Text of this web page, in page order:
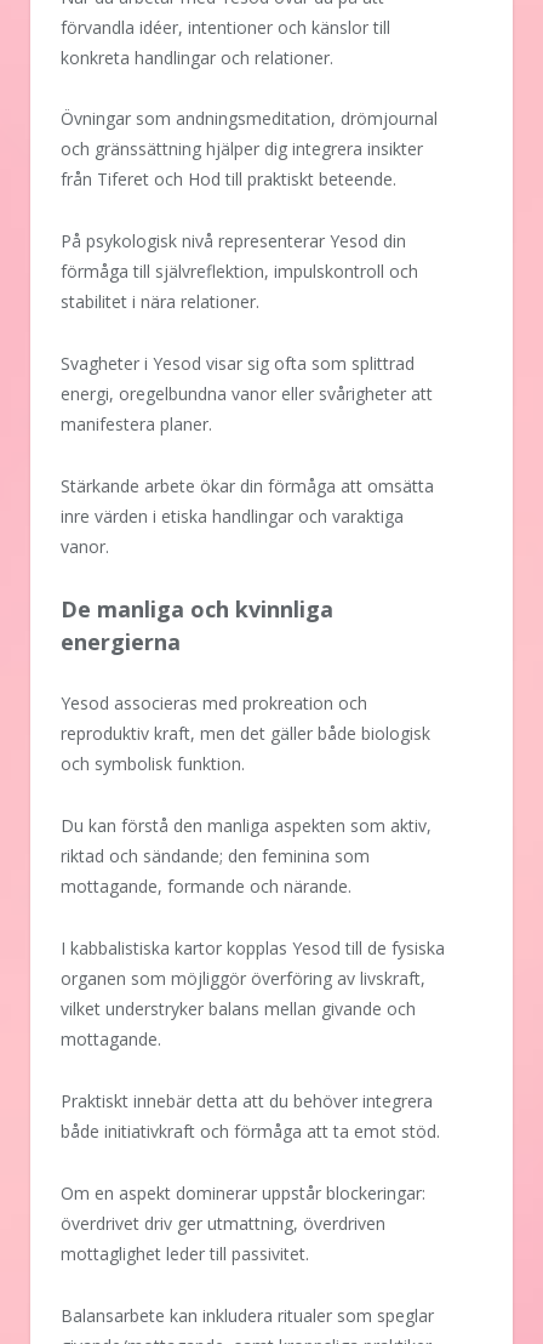
förvandla idéer, intentioner och känslor till
konkreta handlingar och relationer.
Övningar som andningsmeditation, drömjournal
och gränssättning hjälper dig integrera insikter
från Tiferet och Hod till praktiskt beteende.
På psykologisk nivå representerar Yesod din
förmåga till självreflektion, impulskontroll och
stabilitet i nära relationer.
Svagheter i Yesod visar sig ofta som splittrad
energi, oregelbundna vanor eller svårigheter att
manifestera planer.
Stärkande arbete ökar din förmåga att omsätta
inre värden i etiska handlingar och varaktiga
vanor.
De manliga och kvinnliga
energierna
Yesod associeras med prokreation och
reproduktiv kraft, men det gäller både biologisk
och symbolisk funktion.
Du kan förstå den manliga aspekten som aktiv,
riktad och sändande; den feminina som
mottagande, formande och närande.
I kabbalistiska kartor kopplas Yesod till de fysiska
organen som möjliggör överföring av livskraft,
vilket understryker balans mellan givande och
mottagande.
Praktiskt innebär detta att du behöver integrera
både initiativkraft och förmåga att ta emot stöd.
Om en aspekt dominerar uppstår blockeringar:
överdrivet driv ger utmattning, överdriven
mottaglighet leder till passivitet.
Balansarbete kan inkludera ritualer som speglar